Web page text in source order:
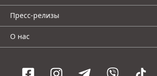
Пресс-релизы
О нас